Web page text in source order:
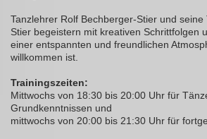
Tanzlehrer Rolf Bechberger-Stier und seine
Stier begeistern mit kreativen Schrittfolgen
einer entspannten und freundlichen
willkommen ist.
Trainingszeiten:
Mittwochs von 18:30 bis 20:00 Uhr für
Grundkenntnissen und
mittwochs von 20:00 bis 21:30 Uhr für